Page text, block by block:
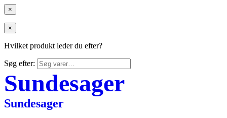
×
×
Hvilket produkt leder du efter?
Søg efter:
Sundesager
Sundesager